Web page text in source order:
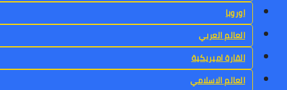
اوروبا
العالم العربي
القارة اميريكية
العالم الاسلامي